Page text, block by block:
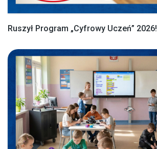
Ruszył Program „Cyfrowy Uczeń” 2026!